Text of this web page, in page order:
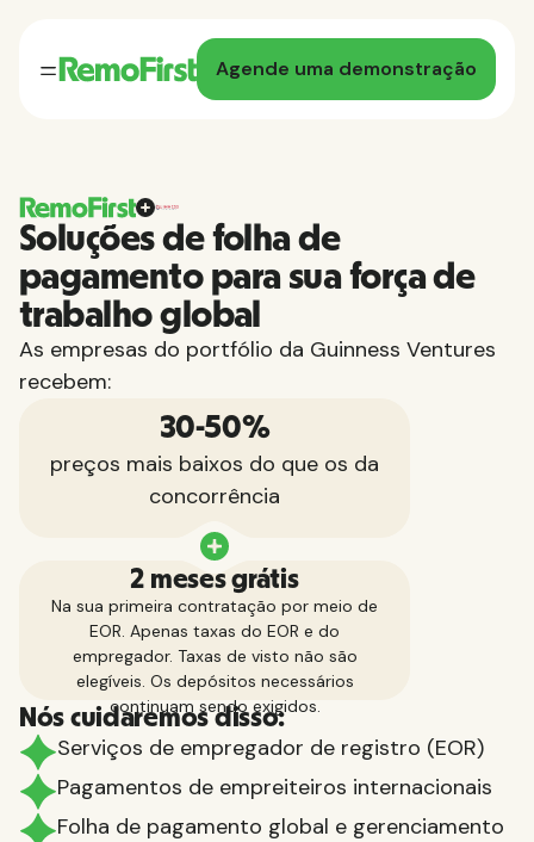
Agende uma demonstração
Soluções de folha de
pagamento para sua força de
trabalho global
As empresas do portfólio da Guinness Ventures
recebem:
30-50%
preços mais baixos do que os da
concorrência
2 meses grátis
Na sua primeira contratação por meio de
EOR. Apenas taxas do EOR e do
empregador. Taxas de visto não são
elegíveis. Os depósitos necessários
continuam sendo exigidos.
Nós cuidaremos disso:
Serviços de empregador de registro (EOR)
Pagamentos de empreiteiros internacionais
Folha de pagamento global e gerenciamento